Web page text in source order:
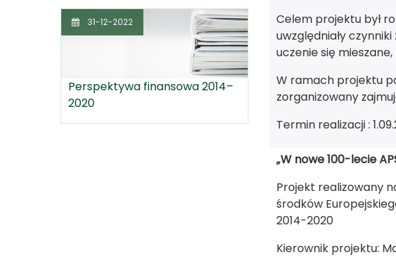
31-12-2022
Perspektywa finansowa 2014–
2020
Celem projektu był
uwzględniały
uczenie się
W ramach projektu
zorganizowany
Termin realizacji :
„W nowe 100-lecie
Projekt realizowany
środków
2014-2020
Kierownik projektu: